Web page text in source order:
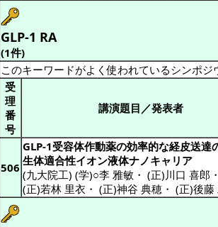
GLP-1 RA
(1件)
このキーワードがよく使われているシンポ
受
理
番
号
講演題目／発表者
506
GLP-1受容体作動薬の効率的な経皮送達
生体適合性イオン液体ナノキャリア
(九大院工) (学)○李 雅敏 ・ (正)川口 喜郎
(正)若林 里衣 ・ (正)神谷 典穂 ・ (正)後藤